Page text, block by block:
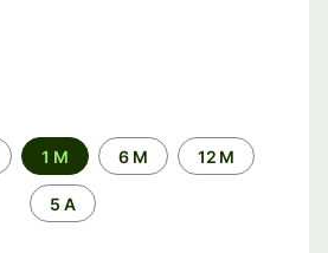
1 M 6 M 12 M
5 A